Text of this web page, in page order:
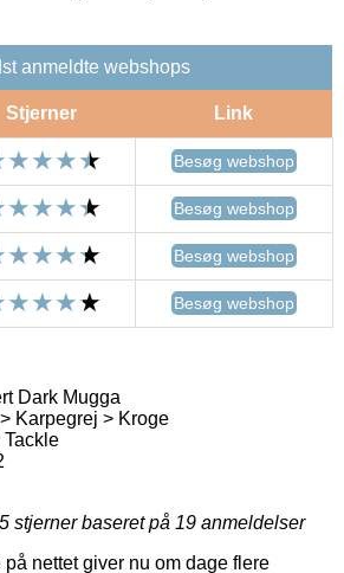
anmeldte webshops
Stjerner Link
Besøg webshop
Besøg webshop
Besøg webshop
Besøg webshop
Dark Mugga
Karpegrej > Kroge
Tackle
stjerner baseret på 19 anmeldelser
nettet giver nu om dage flere